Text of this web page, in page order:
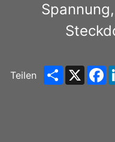
Teilen ShareX